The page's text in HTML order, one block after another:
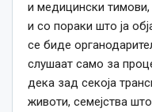
и медицински тимови,
и со пораки што ja
се биде
слушаат само за
дека зад секоја
животи, семејства